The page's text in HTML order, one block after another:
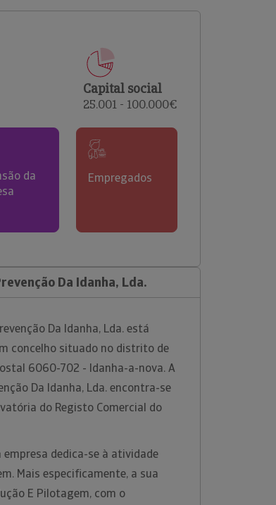
comerciais e analisar o risco de incumprimento dos
Capital social
25.001 - 100.000€
da
Empregados
Da Idanha, Lda.
Da Idanha, Lda. está
concelho situado no distrito de
6060-702 - Idanha-a-nova. A
Da Idanha, Lda. encontra-se
do Registo Comercial do
empresa dedica-se à atividade
Mais especificamente, a sua
E Pilotagem, com o